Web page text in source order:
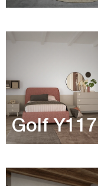
Golf Y117